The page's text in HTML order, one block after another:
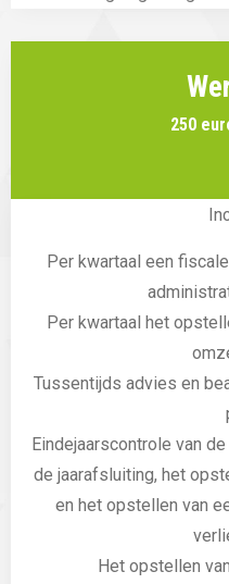
250
Per kwartaal een
Per kwartaal het
Tussentijds advies en
Eindejaarscontrole van
de jaarafsluiting, het
en het opstellen van
Het opstellen